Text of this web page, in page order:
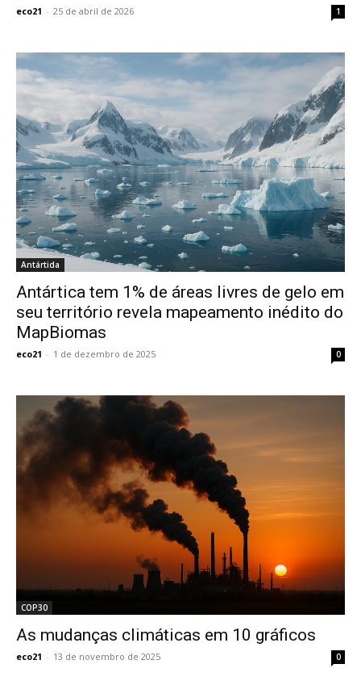
eco21 - 25 de abril de 2026 1
Antártida
Antártica tem 1% de áreas livres de gelo em
seu território revela mapeamento inédito do
MapBiomas
eco21 - 1 de dezembro de 2025 0
COP30
As mudanças climáticas em 10 gráficos
eco21 - 13 de novembro de 2025 0